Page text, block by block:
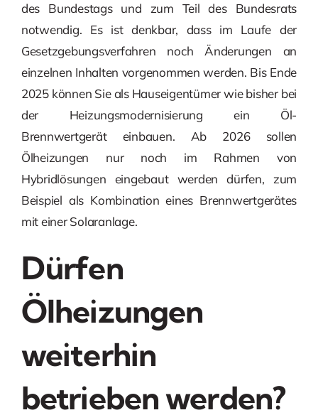
des Bundestags und zum Teil des Bundesrats
notwendig. Es ist denkbar, dass im Laufe der
Gesetzgebungsverfahren noch Änderungen an
einzelnen Inhalten vorgenommen werden. Bis Ende
2025 können Sie als Hauseigentümer wie bisher bei
der Heizungsmodernisierung ein Öl-
Brennwertgerät einbauen. Ab 2026 sollen
Ölheizungen nur noch im Rahmen von
Hybridlösungen eingebaut werden dürfen, zum
Beispiel als Kombination eines Brennwertgerätes
mit einer Solaranlage.
Dürfen
Ölheizungen
weiterhin
betrieben werden?